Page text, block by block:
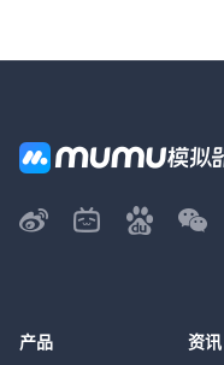
产品 资讯